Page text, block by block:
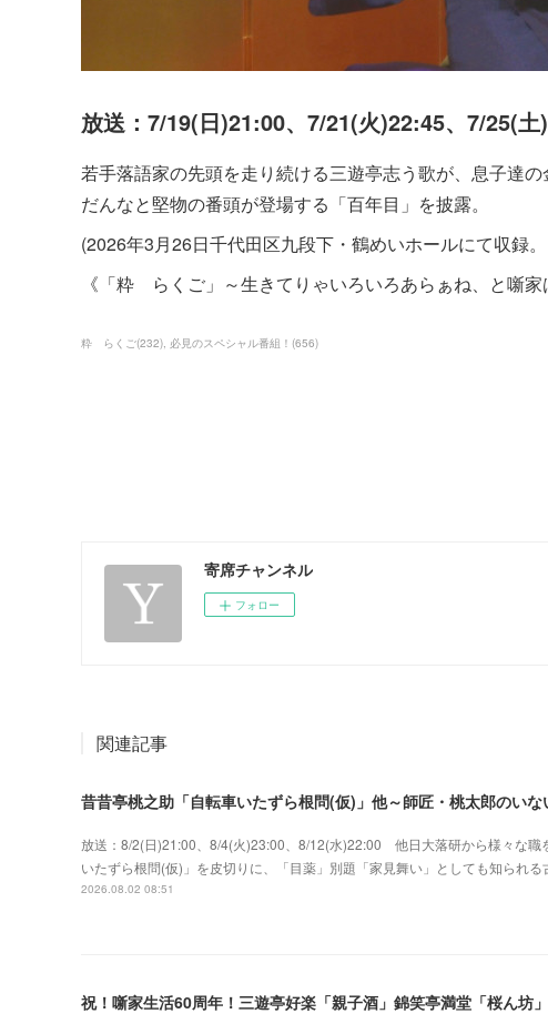
放送：7/19(日)21:00、7/21(火)22:45、7/25(
若手落語家の先頭を走り続ける三遊亭志う歌が、息子達
だんなと堅物の番頭が登場する「百年目」を披露。
(2026年3月26日千代田区九段下・鶴めいホールにて収録
《「粋 らくご」～生きてりゃいろいろあらぁね、と噺家
粋 らくご(232) 必見のスペシャル番組！ (656)
寄席チャンネル
フォロー
関連記事
昔昔亭桃之助「自転車いたずら根問(仮)」他～師匠・桃太郎のいな
放送：8/2(日)21:00、8/4(火)23:00、8/12(水)22:00 他日大落研から様々な職
いたずら根問(仮)」を皮切りに、「目薬」別題「家見舞い」としても知られ
2026.08.02 08:51
祝！噺家生活60周年！三遊亭好楽「親子酒」錦笑亭満堂「桜ん坊